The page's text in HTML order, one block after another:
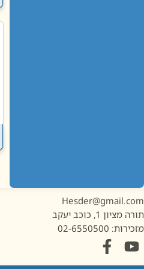
1, כוכב יעקב
02-6550500